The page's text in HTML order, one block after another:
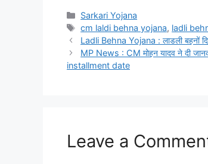
Categories
Sarkari Yojana
Tags
cm laldi behna yojana, ladli
Ladli Behna Yojana : लाडली बहनों
MP News : CM मोहन यादव ने दी
installment date
Leave a